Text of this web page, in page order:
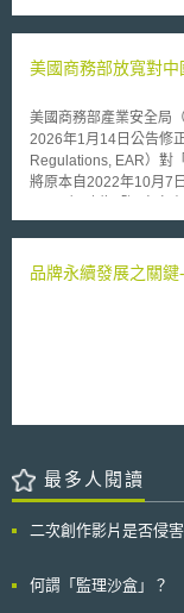
沈重。 對減緩此一逆進
度，將可補足反映所得
各會員國應禁止：(1)以
繁殖之子代所衍生之食
EFSA也發現：「不太
可靠數據資料而需進行
地被不確定性問題所困
動物與經傳統育種繁衍
要爭議問題」。另外，
作為該項禁令之法律授權依據。 截至目前為止，尚
管理局(FDA)早在2008(
美國商務部放寬對
美國商務部產業安全局
2026年1月14日公告修
Regulations, EAR）對
將原本自2022年10月7
年1月15日生效。 本次修正將放寬「特定半導體」原先較難輸往中國的法規
Processing
同步放寬EAR既有的最
人於交易前、交易中與
品牌永續發展之關
最多人閱讀
二次創作影片是否侵
何謂「監理沙盒」？